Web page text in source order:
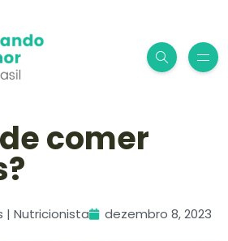
comer
| Nutricionista dezembro 8, 2023